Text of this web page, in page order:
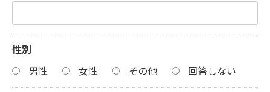
性別
男性
女性 その他 回答しない